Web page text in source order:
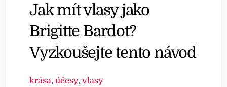
Jak mít vlasy jako
Brigitte Bardot?
Vyzkoušejte tento návod
krása,účesy,vlasy